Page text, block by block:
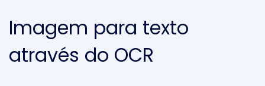
Imagem para texto
através do OCR